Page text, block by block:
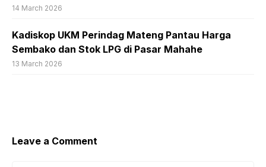
14 March 2026
Kadiskop UKM Perindag Mateng Pantau Harga
Sembako dan Stok LPG di Pasar Mahahe
13 March 2026
Leave a Comment